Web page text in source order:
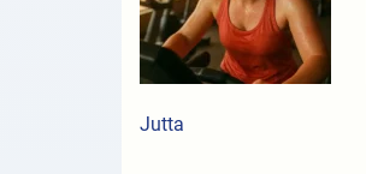
Jutta